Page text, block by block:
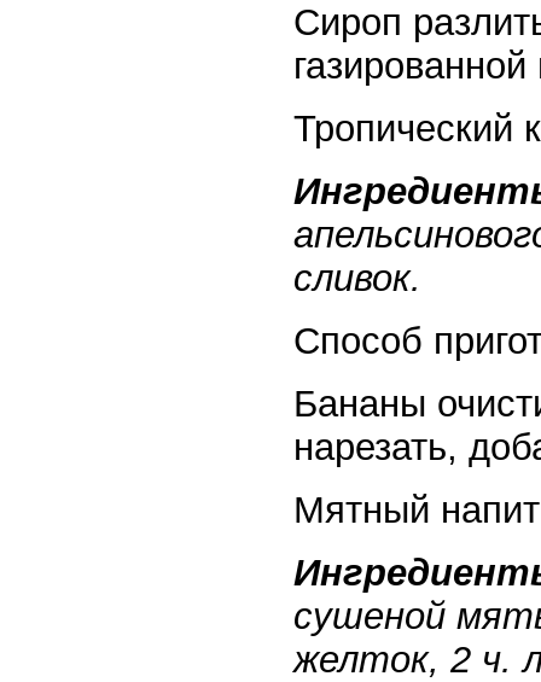
Сироп
Тропический
сливок.
Способ
Бананы
нарезать,
Мятный
сушеной
желток, 2 ч.